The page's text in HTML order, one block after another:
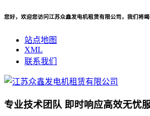
您好，欢迎您访问江苏众鑫发电机租赁有限公司，我们将竭
站点地图
XML
联系我们
专业技术团队 即时响应高效无忧